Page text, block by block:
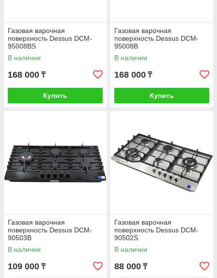
Газовая варочная
поверхность Dessus DCM-
95008BS
В наличии
168 000 ₸
Купить
Газовая варочная
поверхность Dessus DCM-
95008B
В наличии
168 000 ₸
Купить
Газовая варочная
поверхность Dessus DCM-
90503B
В наличии
109 000 ₸
Газовая варочная
поверхность Dessus DCM-
90502S
В наличии
88 000 ₸